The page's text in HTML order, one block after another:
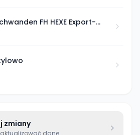
FH HEXE Export-
zmiany
dane